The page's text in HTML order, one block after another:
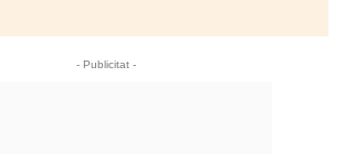
- Publicitat -